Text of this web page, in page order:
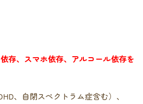
存、スマホ依存、アルコール依存を
、自閉スペクトラム症含む）、